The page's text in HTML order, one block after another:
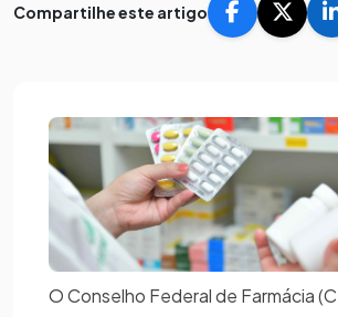
Compartilhe este artigo
O Conselho Federal de Farmácia